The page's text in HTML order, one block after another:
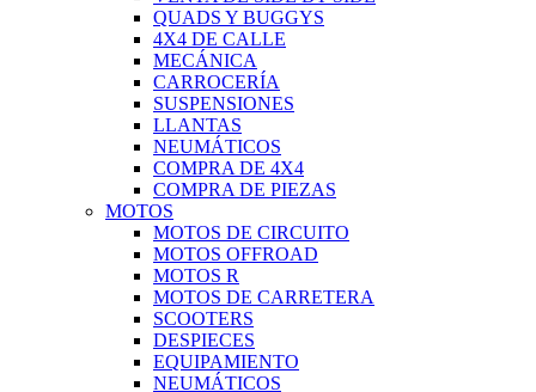
QUADS Y BUGGYS
4X4 DE CALLE
MECÁNICA
CARROCERÍA
SUSPENSIONES
LLANTAS
NEUMÁTICOS
COMPRA DE 4X4
COMPRA DE PIEZAS
MOTOS
MOTOS DE CIRCUITO
MOTOS OFFROAD
MOTOS R
MOTOS DE CARRETERA
SCOOTERS
DESPIECES
EQUIPAMIENTO
NEUMÁTICOS